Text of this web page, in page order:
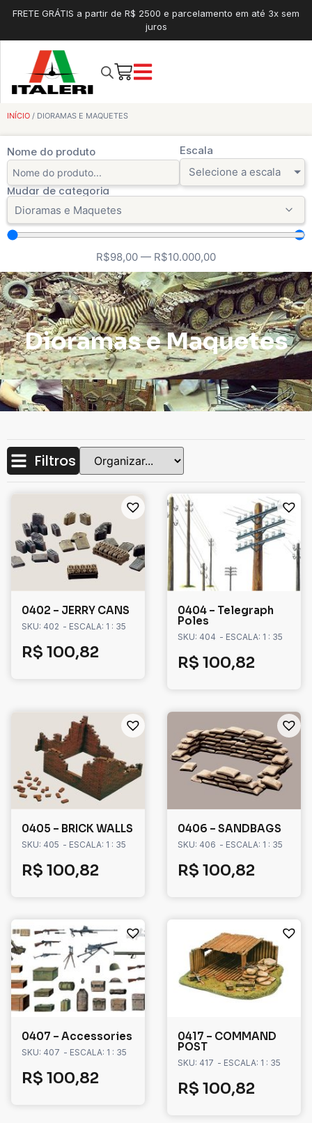
FRETE GRÁTIS a partir de R$ 2500 e parcelamento em até 3x sem
juros
INÍCIO / DIORAMAS E MAQUETES
Nome do produto
Escala
Selecione a escala
Mudar de categoria
R$98,00 — R$10.000,00
Dioramas e Maquetes
Filtros
0402 – JERRY CANS
SKU: 402 - ESCALA: 1 : 35
R$ 100,82
0404 – Telegraph
Poles
SKU: 404 - ESCALA: 1 : 35
R$ 100,82
0405 – BRICK WALLS
SKU: 405 - ESCALA: 1 : 35
R$ 100,82
0406 – SANDBAGS
SKU: 406 - ESCALA: 1 : 35
R$ 100,82
0407 – Accessories
SKU: 407 - ESCALA: 1 : 35
R$ 100,82
0417 – COMMAND
POST
SKU: 417 - ESCALA: 1 : 35
R$ 100,82